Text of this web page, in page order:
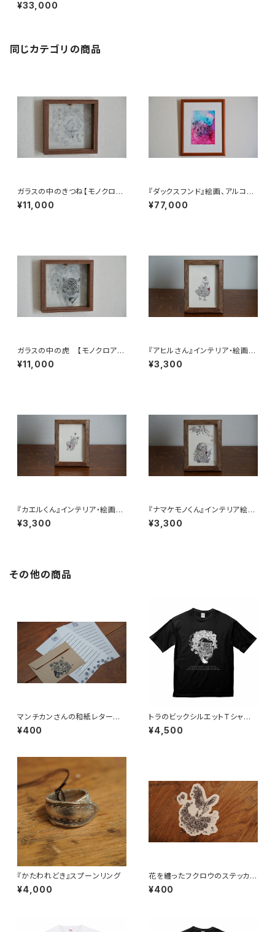
¥33,000
同じカテゴリの商品
ガラスの中のきつね【モノクロア
ート、キツネガラスアート、絵画】
¥11,000
『ダックスフンド』絵画、アルコー
ルインクアート、線画、アート
¥77,000
ガラスの中の虎 【モノクロアー
ト 絵画 花のある生活】
¥11,000
『アヒルさん』インテリア・絵画・
ポストカード
¥3,300
『カエルくん』インテリア・絵画・
ポストカード
¥3,300
『ナマケモノくん』インテリア絵
画・ポストカード・額縁
¥3,300
その他の商品
マンチカンさんの和紙レターセッ
ト♪
¥400
トラのビックシルエットTシャ
ツ ブラック
¥4,500
『かたわれどき』スプーンリング
¥4,000
花を纏ったフクロウのステッカー
（7.6×8.2cm）
¥400